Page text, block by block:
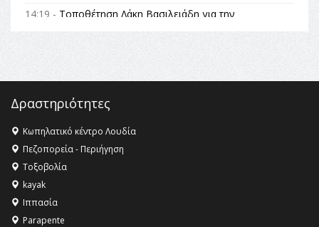
14:19 - Τοποθέτηση Λάκη Βασιλειάδη για την
Αναθεώρηση του Συντάγματος: «Σε τέτοιες κορυφαίες
θεσμικές διαδικασίες υπάρχει μόνο η ευθύνη απέναντι
στις επόμενες γενιές»
16:35 -Το πρόγραμμα του ΠΑΟΚ στον δεύτερο γύρο του
16:27 - Όλυμπος: Εντάχθηκε στον Κατάλογο Παγκόσμιας
Κληρονομιάς της UNESCO – Ομόφωνη η απόφαση Ο
Όλυμπος αναγνωρίστηκε ως φυσικό και πολιτιστικό
αγαθό εξέχουσας οικουμενικής αξίας για την
ανθρωπότητα
16:18 -
ΣΤΗΝ ΕΔΕΣΣΑ
Δραστηριότητες
Κωπηλατικό κέντρο Λουδία
Πεζοπορεία - Περιήγηση
Τοξοβολία
kayak
Ιππασία
Parapente